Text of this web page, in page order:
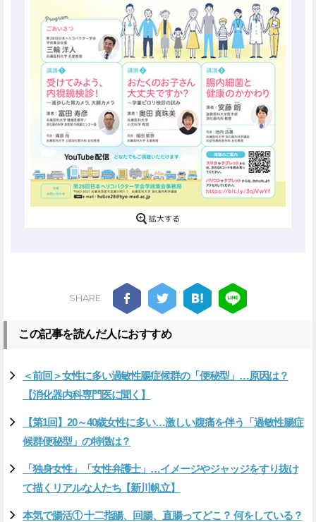
SHARE
この記事を読んだ人におすすめ
＜前回＞女性に多い過敏性腸症候群の「便秘型」…原因は？
【消化器内科専門医に聞く】
【第1回】20～40歳女性に多い…激しい腹痛を伴う「過敏性腸症
候群便秘型」の特徴は？
「独身女性」「女性弁護士」…イメージやジャッジをすり抜け
て描くリアルな人たち【新川帆立】
本気で腸活① 十二指腸、回腸、直腸ってどこ？ 何をしている？